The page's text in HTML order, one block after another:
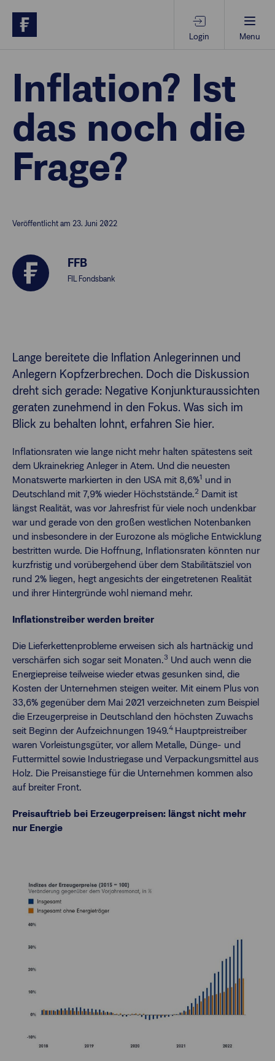
Login Menu
Beratungs-Tools
Anlagethemen
Anlagestrategien
Anlegende
Newsletter
Kontakt
Login
Inflation? Ist
das noch die
Frage?
Veröffentlicht am 23. Juni 2022
FFB
FIL Fondsbank
Lange bereitete die Inflation Anlegerinnen und
Anlegern Kopfzerbrechen. Doch die Diskussion
dreht sich gerade: Negative Konjunkturaussichten
geraten zunehmend in den Fokus. Was sich im
Blick zu behalten lohnt, erfahren Sie hier.
Inflationsraten wie lange nicht mehr halten spätestens seit
dem Ukrainekrieg Anleger in Atem. Und die neuesten
Monatswerte markierten in den USA mit 8,6%1 und in
Deutschland mit 7,9% wieder Höchststände.2 Damit ist
längst Realität, was vor Jahresfrist für viele noch undenkbar
war und gerade von den großen westlichen Notenbanken
und insbesondere in der Eurozone als mögliche Entwicklung
bestritten wurde. Die Hoffnung, Inflationsraten könnten nur
kurzfristig und vorübergehend über dem Stabilitätsziel von
rund 2% liegen, hegt angesichts der eingetretenen Realität
und ihrer Hintergründe wohl niemand mehr.
Inflationstreiber werden breiter
Die Lieferkettenprobleme erweisen sich als hartnäckig und
verschärfen sich sogar seit Monaten.3 Und auch wenn die
Energiepreise teilweise wieder etwas gesunken sind, die
Kosten der Unternehmen steigen weiter. Mit einem Plus von
33,6% gegenüber dem Mai 2021 verzeichneten zum Beispiel
die Erzeugerpreise in Deutschland den höchsten Zuwachs
seit Beginn der Aufzeichnungen 1949.4 Hauptpreistreiber
waren Vorleistungsgüter, vor allem Metalle, Dünge- und
Futtermittel sowie Industriegase und Verpackungsmittel aus
Holz. Die Preisanstiege für die Unternehmen kommen also
auf breiter Front.
Preisauftrieb bei Erzeugerpreisen: längst nicht mehr
nur Energie